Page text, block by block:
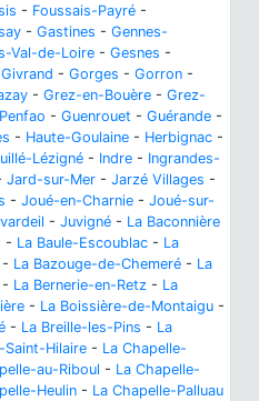
- Foussais-Payré -
- Gastines - Gennes-
Val-de-Loire - Gesnes -
Givrand - Gorges - Gorron -
- Grez-en-Bouère - Grez-
- Guenrouet - Guérande -
- Haute-Goulaine - Herbignac -
Lézigné - Indre - Ingrandes-
Jard-sur-Mer - Jarzé Villages -
- Joué-en-Charnie - Joué-sur-
- Juvigné - La Baconnière
- La Baule-Escoublac - La
- La Bazouge-de-Chemeré - La
- La Bernerie-en-Retz - La
- La Boissière-de-Montaigu -
- La Breille-les-Pins - La
Saint-Hilaire - La Chapelle-
au-Riboul - La Chapelle-
Heulin - La Chapelle-Palluau